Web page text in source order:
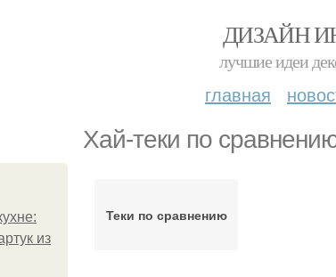
ДИЗАЙН
лучшие идеи
главная
Хай-теки по
из
Теки по сравнению